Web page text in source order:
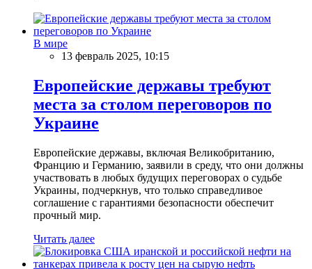
В мире
13 февраль 2025, 10:15
Европейские державы требуют
места за столом переговоров по
Украине
Европейские державы, включая Великобританию,
Францию и Германию, заявили в среду, что они должны
участвовать в любых будущих переговорах о судьбе
Украины, подчеркнув, что только справедливое
соглашение с гарантиями безопасности обеспечит
прочный мир.
Читать далее